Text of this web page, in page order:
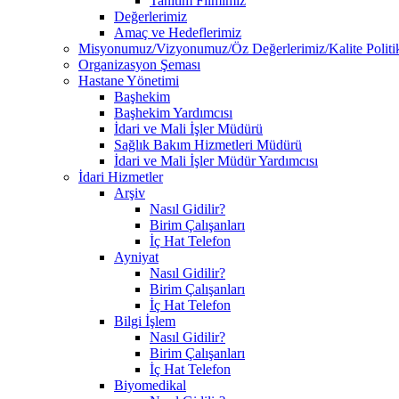
Değerlerimiz
Amaç ve Hedeflerimiz
Misyonumuz/Vizyonumuz/Öz Değerlerimiz/Kalite
Organizasyon Şeması
Hastane Yönetimi
Başhekim
Başhekim Yardımcısı
İdari ve Mali İşler Müdürü
Sağlık Bakım Hizmetleri Müdürü
İdari ve Mali İşler Müdür Yardımcısı
İdari Hizmetler
Arşiv
Nasıl Gidilir?
Birim Çalışanları
İç Hat Telefon
Ayniyat
Nasıl Gidilir?
Birim Çalışanları
İç Hat Telefon
Bilgi İşlem
Nasıl Gidilir?
Birim Çalışanları
İç Hat Telefon
Biyomedikal